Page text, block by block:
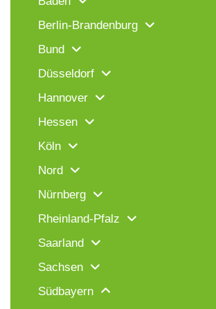
Berlin-Brandenburg
Bund
Düsseldorf
Hannover
Hessen
Köln
Nord
Nürnberg
Rheinland-Pfalz
Saarland
Sachsen
Südbayern